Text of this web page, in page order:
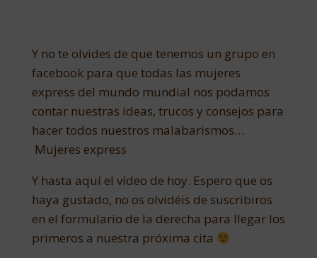
Y no te olvides de que tenemos un grupo en
facebook para que todas las mujeres
express del mundo mundial nos podamos
contar nuestras ideas, trucos y consejos para
hacer todos nuestros malabarismos…
Mujeres express
Y hasta aquí el vídeo de hoy. Espero que os
haya gustado, no os olvidéis de suscribiros
en el formulario de la derecha para llegar los
primeros a nuestra próxima cita